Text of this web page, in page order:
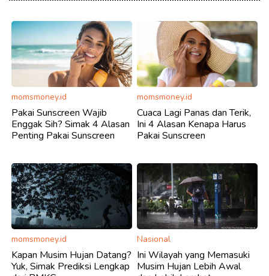
momsmoney.id
Pakai Sunscreen Wajib
Enggak Sih? Simak 4 Alasan
Penting Pakai Sunscreen
momsmoney.id
Cuaca Lagi Panas dan Terik,
Ini 4 Alasan Kenapa Harus
Pakai Sunscreen
momsmoney.id
Kapan Musim Hujan Datang?
Yuk, Simak Prediksi Lengkap
Nasional
Ini Wilayah yang Memasuki
Musim Hujan Lebih Awal